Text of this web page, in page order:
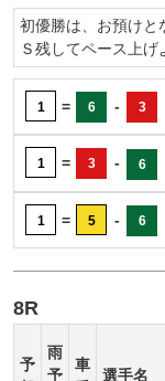
初優勝は、お預けと
Ｓ残してペース上げ
1 = 6 - 3
1 = 3 - 6
1 = 5 - 6
8R
予
雨
予
車
選手名